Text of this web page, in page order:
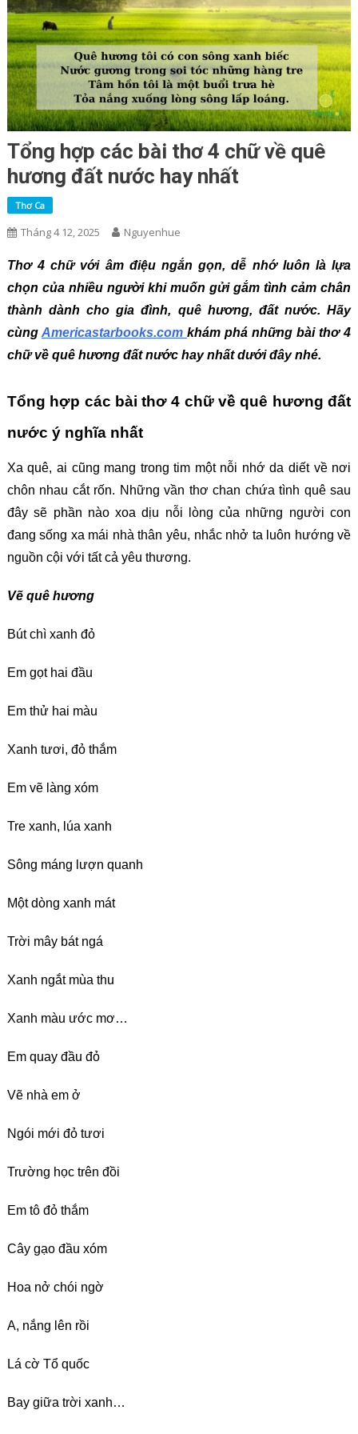
Tổng hợp các bài thơ 4 chữ về quê
hương đất nước hay nhất
Thơ Ca
Tháng 4 12, 2025 Nguyenhue
Thơ 4 chữ với âm điệu ngắn gọn, dễ nhớ luôn là lựa
chọn của nhiều người khi muốn gửi gắm tình cảm chân
thành dành cho gia đình, quê hương, đất nước. Hãy
cùng Americastarbooks.com khám phá những bài thơ 4
chữ về quê hương đất nước hay nhất dưới đây nhé.
Tổng hợp các bài thơ 4 chữ về quê hương đất
nước ý nghĩa nhất
Xa quê, ai cũng mang trong tim một nỗi nhớ da diết về nơi
chôn nhau cắt rốn. Những vần thơ chan chứa tình quê sau
đây sẽ phần nào xoa dịu nỗi lòng của những người con
đang sống xa mái nhà thân yêu, nhắc nhở ta luôn hướng về
nguồn cội với tất cả yêu thương.
Vẽ quê hương
Bút chì xanh đỏ
Em gọt hai đầu
Em thử hai màu
Xanh tươi, đỏ thắm
Em vẽ làng xóm
Tre xanh, lúa xanh
Sông máng lượn quanh
Một dòng xanh mát
Trời mây bát ngá
Xanh ngắt mùa thu
Xanh màu ước mơ…
Em quay đầu đỏ
Vẽ nhà em ở
Ngói mới đỏ tươi
Trường học trên đồi
Em tô đỏ thắm
Cây gạo đầu xóm
Hoa nở chói ngờ
A, nắng lên rồi
Lá cờ Tổ quốc
Bay giữa trời xanh…